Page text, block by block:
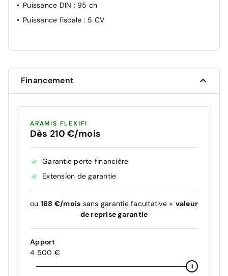
Puissance DIN : 95 ch
Puissance fiscale : 5 CV
Financement
ARAMIS FLEXIFI
Dès 210 €/mois
Garantie perte financière
Extension de garantie
ou 168 €/mois sans garantie facultative + valeur
de reprise garantie
Apport
4 500 €